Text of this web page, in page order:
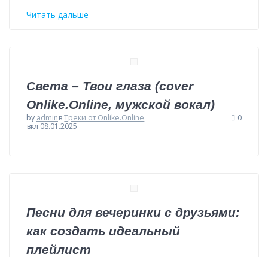
Читать дальше
Света – Твои глаза (cover
Onlike.Online, мужской вокал)
by adminвТреки от Onlike.Online
вкл 08.01.2025
0
Песни для вечеринки с друзьями:
как создать идеальный
плейлист